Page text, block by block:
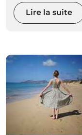
Lire la suite